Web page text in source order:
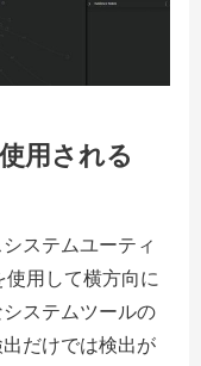
用される
ステムユーティ
用して横方向に
ステムツールの
だけでは検出が